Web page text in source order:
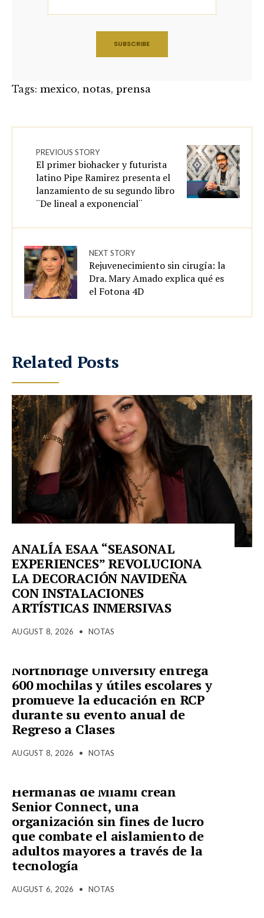
Tags: mexico, notas, prensa
PREVIOUS STORY
El primer biohacker y futurista
latino Pipe Ramirez presenta el
lanzamiento de su segundo libro
¨De lineal a exponencial¨
NEXT STORY
Rejuvenecimiento sin cirugía: la
Dra. Mary Amado explica qué es
el Fotona 4D
Related Posts
ANALÍA ESAA “SEASONAL
EXPERIENCES” REVOLUCIONA
LA DECORACIÓN NAVIDEÑA
CON INSTALACIONES
ARTÍSTICAS INMERSIVAS
AUGUST 8, 2026 • NOTAS
Northbridge University entrega
600 mochilas y útiles escolares y
promueve la educación en RCP
durante su evento anual de
Regreso a Clases
AUGUST 8, 2026 • NOTAS
Hermanas de Miami crean
Senior Connect, una
organización sin fines de lucro
que combate el aislamiento de
adultos mayores a través de la
tecnología
AUGUST 6, 2026 • NOTAS